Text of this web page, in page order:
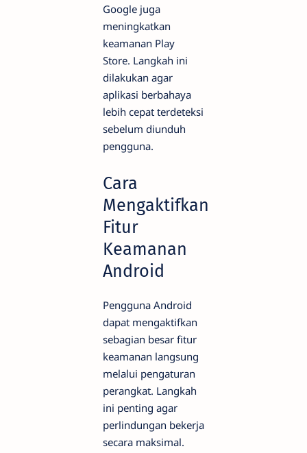
Google juga
meningkatkan
keamanan Play
Store. Langkah ini
dilakukan agar
aplikasi berbahaya
lebih cepat terdeteksi
sebelum diunduh
pengguna.
Cara
Mengaktifkan
Fitur
Keamanan
Android
Pengguna Android
dapat mengaktifkan
sebagian besar fitur
keamanan langsung
melalui pengaturan
perangkat. Langkah
ini penting agar
perlindungan bekerja
secara maksimal.